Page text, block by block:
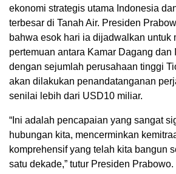
ekonomi strategis utama Indonesia
terbesar di Tanah Air. Presiden
bahwa esok hari ia dijadwalkan untuk
pertemuan antara Kamar Dagang dan
dengan sejumlah perusahaan tinggi
akan dilakukan penandatanganan
senilai lebih dari USD10 miliar.
“Ini adalah pencapaian yang sangat
hubungan kita, mencerminkan
komprehensif yang telah kita bangun
satu dekade,” tutur Presiden Prabowo.